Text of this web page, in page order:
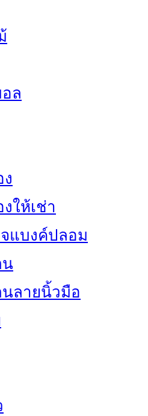
ล
ให้เช่า
จแบงค์ปลอม
น
นลายนิ้วมือ